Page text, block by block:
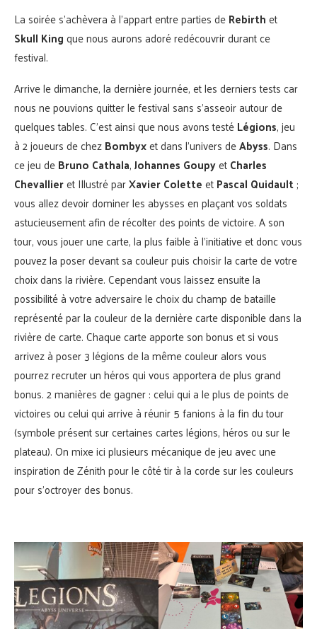
La soirée s’achèvera à l’appart entre parties deRebirthet
Skull Kingque nous aurons adoré redécouvrir durant ce
festival.
Arrive le dimanche, la dernière journée, et les derniers tests car
nous ne pouvions quitter le festival sans s’asseoir autour de
quelques tables. C’est ainsi que nous avons testéLégions, jeu
à 2 joueurs de chezBombyxet dans l’univers deAbyss. Dans
ce jeu deBruno Cathala,Johannes GoupyetCharles
Chevallieret Illustré parXavier ColetteetPascal Quidault;
vous allez devoir dominer les abysses en plaçant vos soldats
astucieusement afin de récolter des points de victoire. A son
tour, vous jouer une carte, la plus faible à l’initiative et donc vous
pouvez la poser devant sa couleur puis choisir la carte de votre
choix dans la rivière. Cependant vous laissez ensuite la
possibilité à votre adversaire le choix du champ de bataille
représenté par la couleur de la dernière carte disponible dans la
rivière de carte. Chaque carte apporte son bonus et si vous
arrivez à poser 3 légions de la même couleur alors vous
pourrez recruter un héros qui vous apportera de plus grand
bonus. 2 manières de gagner : celui qui a le plus de points de
victoires ou celui qui arrive à réunir 5 fanions à la fin du tour
(symbole présent sur certaines cartes légions, héros ou sur le
plateau). On mixe ici plusieurs mécanique de jeu avec une
inspiration de Zénith pour le côté tir à la corde sur les couleurs
pour s’octroyer des bonus.